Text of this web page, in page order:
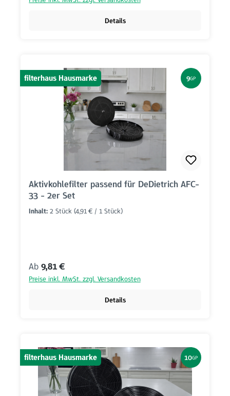
Details
filterhaus Hausmarke 9GP
Aktivkohlefilter passend für DeDietrich AFC-
33 - 2er Set
Inhalt: 2 Stück (4,91 € / 1 Stück)
Regulärer Preis:
Ab 9,81 €
Preise inkl. MwSt. zzgl. Versandkosten
Details
filterhaus Hausmarke 10GP